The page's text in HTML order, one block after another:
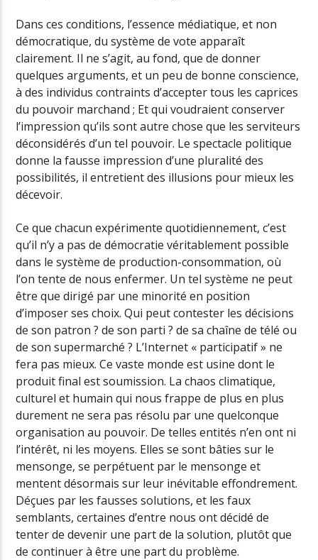
Dans ces conditions, l’essence médiatique, et non
démocratique, du système de vote apparaît
clairement. Il ne s’agit, au fond, que de donner
quelques arguments, et un peu de bonne conscience,
à des individus contraints d’accepter tous les caprices
du pouvoir marchand ; Et qui voudraient conserver
l’impression qu’ils sont autre chose que les serviteurs
déconsidérés d’un tel pouvoir. Le spectacle politique
donne la fausse impression d’une pluralité des
possibilités, il entretient des illusions pour mieux les
décevoir.
Ce que chacun expérimente quotidiennement, c’est
qu’il n’y a pas de démocratie véritablement possible
dans le système de production-consommation, où
l’on tente de nous enfermer. Un tel système ne peut
être que dirigé par une minorité en position
d’imposer ses choix. Qui peut contester les décisions
de son patron ? de son parti ? de sa chaîne de télé ou
de son supermarché ? L’Internet « participatif » ne
fera pas mieux. Ce vaste monde est usine dont le
produit final est soumission. La chaos climatique,
culturel et humain qui nous frappe de plus en plus
durement ne sera pas résolu par une quelconque
organisation au pouvoir. De telles entités n’en ont ni
l’intérêt, ni les moyens. Elles se sont bâties sur le
mensonge, se perpétuent par le mensonge et
mentent désormais sur leur inévitable effondrement.
Déçues par les fausses solutions, et les faux
semblants, certaines d’entre nous ont décidé de
tenter de devenir une part de la solution, plutôt que
de continuer à être une part du problème.